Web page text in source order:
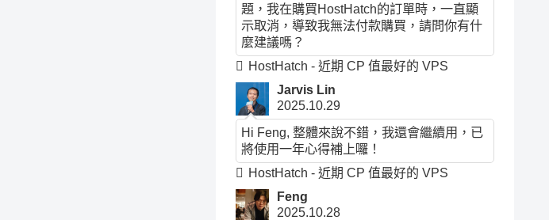
題，我在購買HostHatch的訂單時，一直顯
示取消，導致我無法付款購買，請問你有什
麼建議嗎？
HostHatch - 近期 CP 值最好的 VPS
Jarvis Lin
2025.10.29
Hi Feng, 整體來說不錯，我還會繼續用，已
將使用一年心得補上囉！
HostHatch - 近期 CP 值最好的 VPS
Feng
2025.10.28